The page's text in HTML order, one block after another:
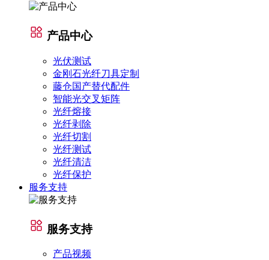
产品中心
光伏测试
金刚石光纤刀具定制
藤仓国产替代配件
智能光交叉矩阵
光纤熔接
光纤剥除
光纤切割
光纤测试
光纤清洁
光纤保护
服务支持
服务支持
产品视频